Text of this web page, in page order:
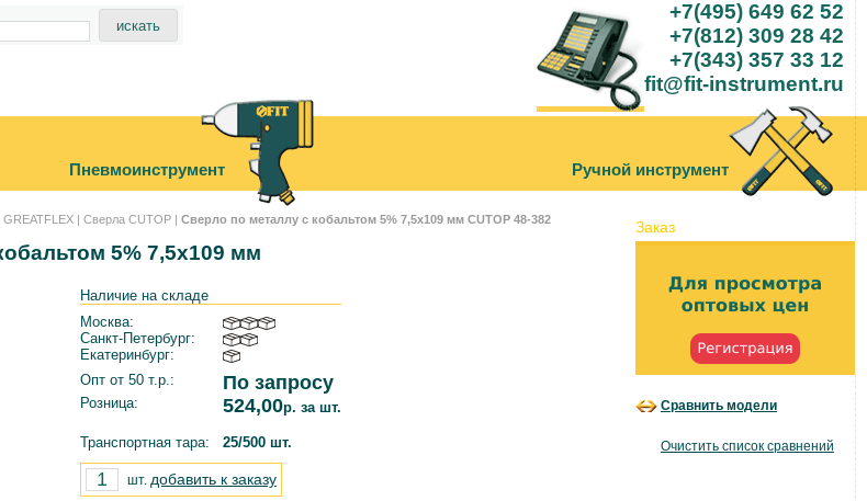
+7(495) 649 62 52
+7(812) 309 28 42
+7(343) 357 33 12
fit@fit-instrument.ru
Пневмоинструмент Ручной инструмент
| Сверла CUTOP | Сверло по металлу с кобальтом 5% 7,5х109 мм CUTOP 48-382 Заказ
5% 7,5х109 мм
Наличие на складе
Москва:
Санкт-Петербург:
Екатеринбург:
Опт от 50 т.р.:
По запросу
Розница: 524,00р. за шт.
Транспортная тара: 25/500 шт.
шт. добавить к заказу
Сравнить модели
Очистить список сравнений